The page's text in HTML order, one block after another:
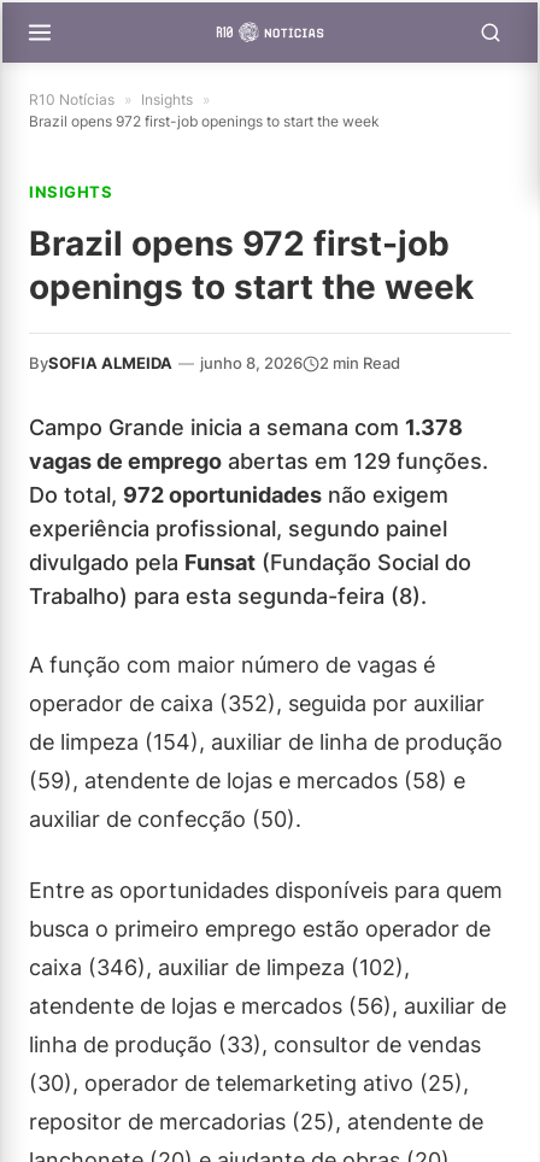
R10 Notícias » Insights »
Brazil opens 972 first-job openings to start the week
INSIGHTS
Brazil opens 972 first-job
openings to start the week
BySOFIA ALMEIDA — junho 8, 2026 2 min Read
Campo Grande inicia a semana com 1.378
vagas de emprego abertas em 129 funções.
Do total, 972 oportunidades não exigem
experiência profissional, segundo painel
divulgado pela Funsat (Fundação Social do
Trabalho) para esta segunda-feira (8).
A função com maior número de vagas é
operador de caixa (352), seguida por auxiliar
de limpeza (154), auxiliar de linha de produção
(59), atendente de lojas e mercados (58) e
auxiliar de confecção (50).
Entre as oportunidades disponíveis para quem
busca o primeiro emprego estão operador de
caixa (346), auxiliar de limpeza (102),
atendente de lojas e mercados (56), auxiliar de
linha de produção (33), consultor de vendas
(30), operador de telemarketing ativo (25),
repositor de mercadorias (25), atendente de